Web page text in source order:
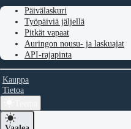
Päivälaskuri
Työpäiviä jäljellä
Pitkät vapaat
Auringon nousu- ja laskuajat
API-rajapinta
Kauppa
Tietoa